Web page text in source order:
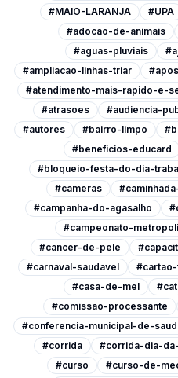
#MAIO-LARANJA
#UPA
#adocao-de-animais
#aguas-pluviais
#ampliacao-linhas-triar
#atendimento-mais-rapido-e-
#atrasoes
#audiencia-
#autores
#bairro-limpo
#beneficios-educard
#bloqueio-festa-do-dia-
#cameras
#campanha-do-agasalho
#campeonato-
#cancer-de-pele
#carnaval-saudavel
#casa-de-mel
#cat
#comissao-processante
#conferencia-municipal-de-
#corrida
#corrida-dia-
#curso
#curso-de-